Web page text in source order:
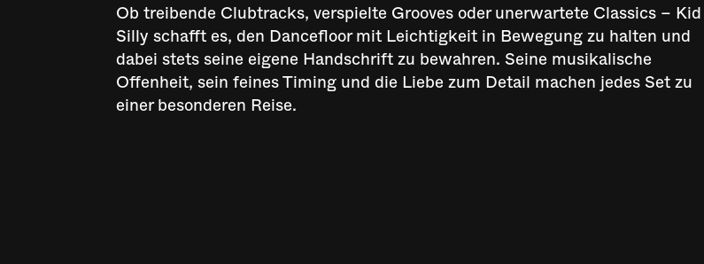
Ob treibende Clubtracks, verspielte Grooves oder unerwartete Classics – Kid
Silly schafft es, den Dancefloor mit Leichtigkeit in Bewegung zu halten und
dabei stets seine eigene Handschrift zu bewahren. Seine musikalische
Offenheit, sein feines Timing und die Liebe zum Detail machen jedes Set zu
einer besonderen Reise.